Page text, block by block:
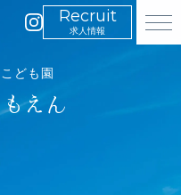
イ
ス
グ
求人情報
メ
ども園
えん